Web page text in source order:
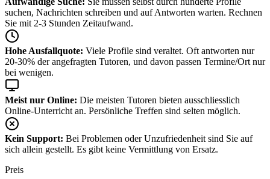
suchen, Nachrichten schreiben und auf Antworten warten. Rechnen
Sie mit 2-3 Stunden Zeitaufwand.
Hohe Ausfallquote: Viele Profile sind veraltet. Oft antworten nur
20-30% der angefragten Tutoren, und davon passen Termine/Ort nur
bei wenigen.
Meist nur Online: Die meisten Tutoren bieten ausschliesslich
Online-Unterricht an. Persönliche Treffen sind selten möglich.
Kein Support: Bei Problemen oder Unzufriedenheit sind Sie auf
sich allein gestellt. Es gibt keine Vermittlung von Ersatz.
Preis